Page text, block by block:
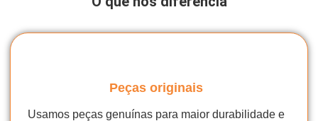
Peças originais
Usamos peças genuínas para maior durabilidade e